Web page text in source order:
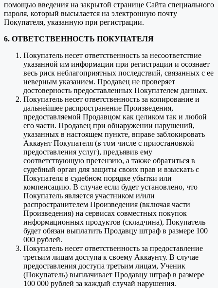
помощью введения на закрытой странице Сайта специального
пароля, который высылается на электронную почту
Покупателя, указанную при регистрации.
6. ОТВЕТСТВЕННОСТЬ ПОКУПАТЕЛЯ
Покупатель несет ответственность за несоответствие
указанной им информации при регистрации и осознает
весь риск неблагоприятных последствий, связанных с ее
неверным указанием. Продавец не проверяет
достоверность предоставленных Покупателем данных.
Покупатель несет ответственность за копирование и
дальнейшее распространение Произведения,
предоставляемой Продавцом как целиком так и любой
его части. Продавец при обнаружении нарушений,
указанных в настоящем пункте, вправе заблокировать
Аккаунт Покупателя (в том числе с приостановкой
предоставления услуг), предъявив ему
соответствующую претензию, а также обратиться в
судебный орган для защиты своих прав и взыскать с
Покупателя в судебном порядке убытки или
компенсацию. В случае если будет установлено, что
Покупатель является участником и/или
распространителем Произведения (включая части
Произведения) на сервисах совместных покупок
информационных продуктов (складчина), Покупатель
будет обязан выплатить Продавцу штраф в размере 100
000 рублей.
Покупатель несет ответственность за предоставление
третьим лицам доступа к своему Аккаунту. В случае
предоставления доступа третьим лицам, Ученик
(Покупатель) выплачивает Продавцу штраф в размере
100 000 рублей за каждый случай нарушения.